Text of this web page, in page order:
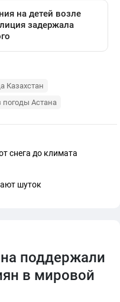
Казахстан
погоды Астана
снега до климата
шуток
поддержали
в мировой